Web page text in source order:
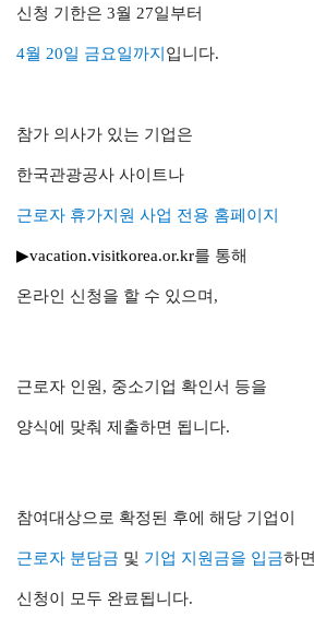
신청 기한은 3월 27일부터
4월 20일 금요일까지 입니다.
참가 의사가 있는 기업은
한국관광공사 사이트나
근로자 휴가지원 사업 전용 홈페이지
▶vacation.visitkorea.or.kr를 통해
온라인 신청을 할 수 있으며,
근로자 인원, 중소기업 확인서 등을
양식에 맞춰 제출하면 됩니다.
참여대상으로 확정된 후에 해당 기업이
근로자 분담금 및 기업 지원금을 입금하면
신청이 모두 완료됩니다.